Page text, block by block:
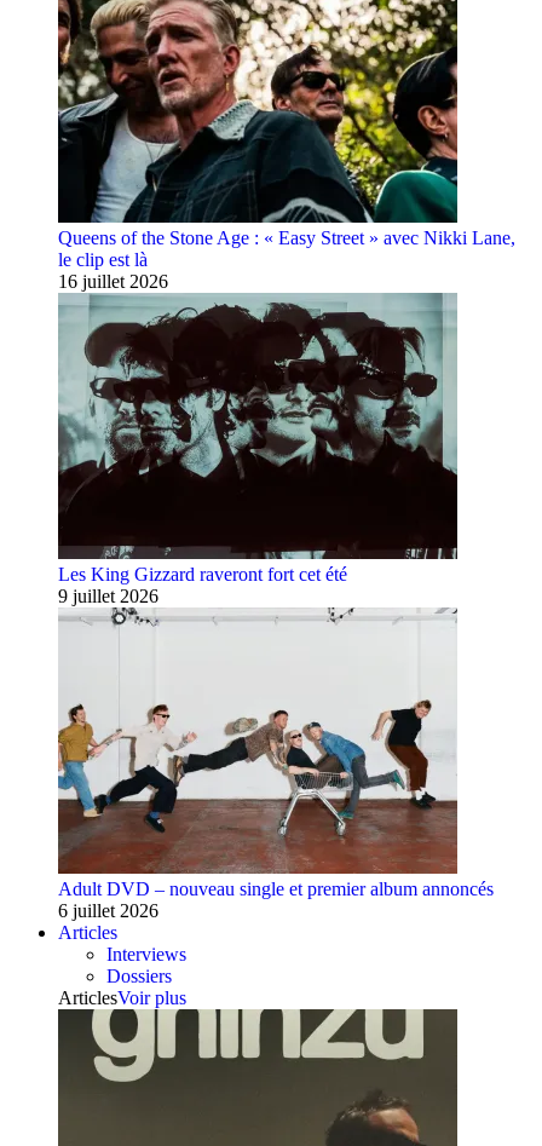
Queens of the Stone Age : « Easy Street » avec Nikki Lane,
le clip est là
16 juillet 2026
Les King Gizzard raveront fort cet été
9 juillet 2026
Adult DVD – nouveau single et premier album annoncés
6 juillet 2026
Articles
Interviews
Dossiers
ArticlesVoir plus